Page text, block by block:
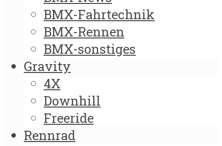
BMX-Fahrtechnik
BMX-Rennen
BMX-sonstiges
Gravity
4X
Downhill
Freeride
Rennrad